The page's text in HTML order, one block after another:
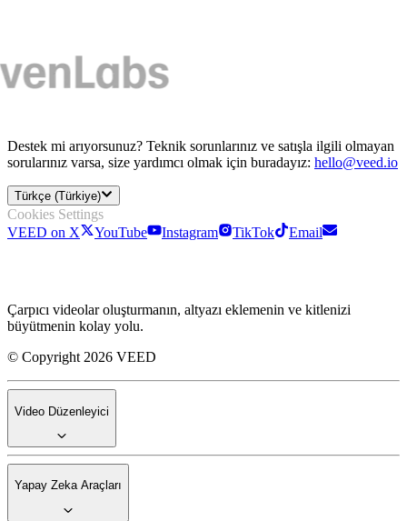
Destek mi arıyorsunuz? Teknik sorunlarınız ve satışla ilgili olmayan
sorularınız varsa, size yardımcı olmak için buradayız: hello@veed.io
Türkçe (Türkiye)
Cookies Settings
VEED on X
YouTube Instagram TikTok Email
Çarpıcı videolar oluşturmanın, altyazı eklemenin ve kitlenizi
büyütmenin kolay yolu.
© Copyright 2026 VEED
Video Düzenleyici
Yapay Zeka Araçları